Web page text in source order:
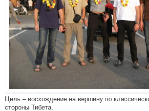
Цель – восхождение на вершину по
стороны Тибета.